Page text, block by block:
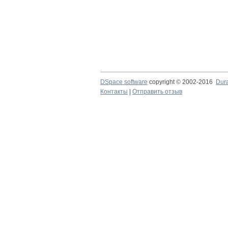
DSpace software copyright © 2002-2016
Контакты
Отправить отзыв